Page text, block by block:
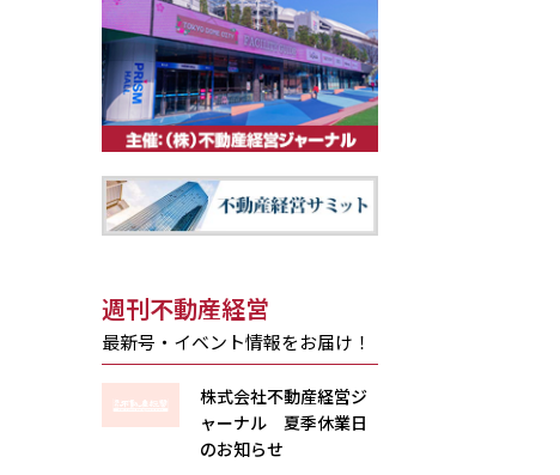
週刊不動産経営
最新号・イベント情報をお届け！
株式会社不動産経営ジ
ャーナル 夏季休業日
のお知らせ